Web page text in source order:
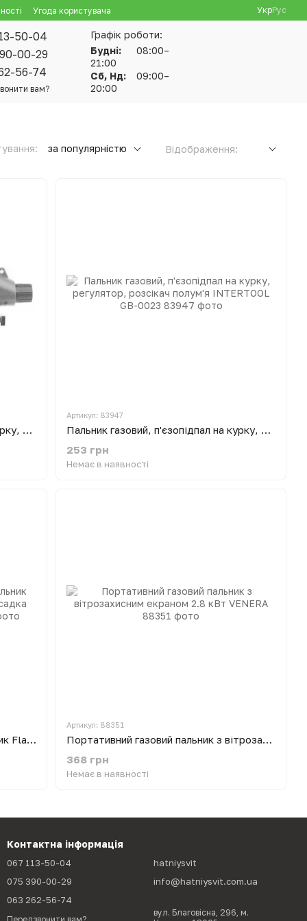
Угода користувача УкрРус
50-04
00-29
56-74
вам?
Графік роботи:
Будні:
08:00–
21:00
Сб, Нд:
09:00–
20:00
за популярністю Відображення:
Пальник газовий, п'єзопідпал на курку, регулятор, подовжене сопло INTERTOOL
Артикул: 83947
Пальник газовий, п'єзопідпал на курку, регулятор, розсікач полум'я INTERTOOL GB-0023
253 грн
Немає в наявності
Ручний туристичний газовий пальник Flame Gun 915 з п'єзопідпалом насадка для газового балончика
Артикул: 88351
Портативний газовий пальник з вітрозахисним екраном 2.8 кВт VENERA
368 грн
Немає в наявності
Контактна інформація
067 113-50-04
075 390-00-29
063 262-56-74
hatniysvit
info@hatniysvit.com.ua
вул. Благовісна, 296, м.